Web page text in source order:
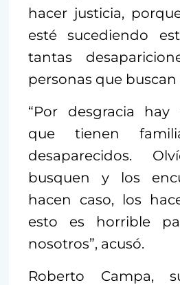
hacer justicia,
esté sucediendo
tantas
personas que buscan
“Por desgracia hay
que tienen
desaparecidos.
busquen y los
hacen caso, los
esto es horrible
nosotros”, acusó.
Roberto Campa,